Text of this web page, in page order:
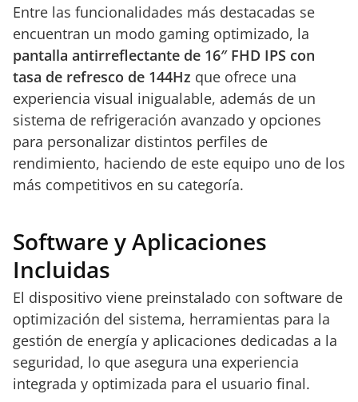
Entre las funcionalidades más destacadas se
encuentran un modo gaming optimizado, la
pantalla antirreflectante de 16″ FHD IPS con
tasa de refresco de 144Hz que ofrece una
experiencia visual inigualable, además de un
sistema de refrigeración avanzado y opciones
para personalizar distintos perfiles de
rendimiento, haciendo de este equipo uno de los
más competitivos en su categoría.
Software y Aplicaciones
Incluidas
El dispositivo viene preinstalado con software de
optimización del sistema, herramientas para la
gestión de energía y aplicaciones dedicadas a la
seguridad, lo que asegura una experiencia
integrada y optimizada para el usuario final.